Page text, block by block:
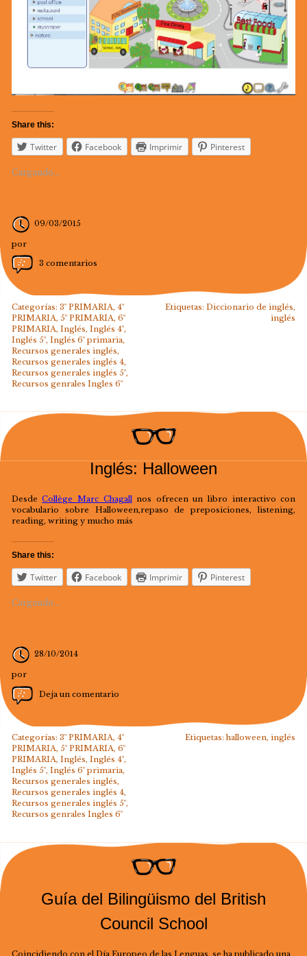
Share this:
Twitter Facebook Imprimir Pinterest
Cargando...
09/03/2015
por
3 comentarios
Categorías: 3º PRIMARIA, 4º
PRIMARIA, 5º PRIMARIA, 6º
PRIMARIA, Inglés, Inglés 4º,
Inglés 5º, Inglés 6º primaria,
Recursos generales inglés,
Recursos generales inglés 4,
Recursos generales inglés 5º,
Recursos genrales Ingles 6º
Etiquetas:Diccionario de inglés,
inglés
Inglés: Halloween
DesdeCollège Marc Chagall nos ofrecen un libro interactivo con
vocabulario sobre Halloween,repaso de preposiciones, listening,
reading, writing y mucho más
Share this:
Twitter Facebook Imprimir Pinterest
Cargando...
28/10/2014
por
Deja un comentario
Categorías: 3º PRIMARIA, 4º
PRIMARIA, 5º PRIMARIA, 6º
PRIMARIA, Inglés, Inglés 4º,
Inglés 5º, Inglés 6º primaria,
Recursos generales inglés,
Recursos generales inglés 4,
Recursos generales inglés 5º,
Recursos genrales Ingles 6º
Etiquetas:halloween,inglés
Guía del Bilingüismo del British
Council School
Coincidiendo con el Día Europeo de las Lenguas, se ha publicado una